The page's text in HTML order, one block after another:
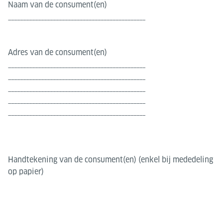
Naam van de consument(en)
Adres van de consument(en)
Handtekening van de consument(en) (enkel bij mededeling
op papier)